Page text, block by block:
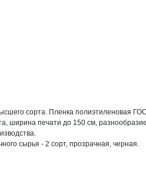
сорта. Пленка
ширина печати до 150 см,
сырья - 2 сорт, прозрачная, черная.